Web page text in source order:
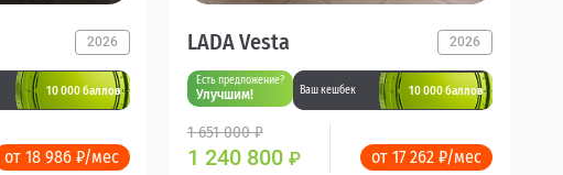
2026
10 000 баллов
от 18 986 ₽/мес
LADA Vesta 2026
Есть предложение?
Улучшим! Ваш кешбек 10 000 баллов
1 651 000 ₽
1 240 800 ₽ от 17 262 ₽/мес